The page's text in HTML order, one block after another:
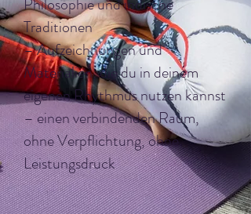
Traditionen
– Aufzeichnungen und
Materialien, die du in deinem
eigenen Rhythmus nutzen kannst
– einen verbindenden Raum,
ohne Verpflichtung, ohne
Leistungsdruck